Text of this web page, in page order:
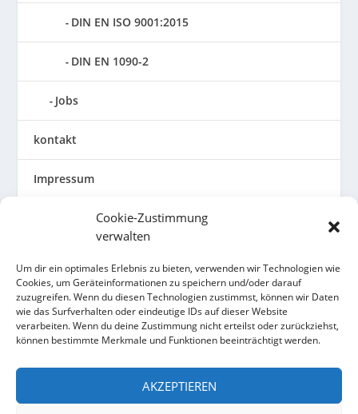
Cookie-Zustimmung
verwalten
Um dir ein optimales Erlebnis zu bieten, verwenden wir Technologien wie
Cookies, um Geräteinformationen zu speichern und/oder darauf
zuzugreifen. Wenn du diesen Technologien zustimmst, können wir Daten
wie das Surfverhalten oder eindeutige IDs auf dieser Website
verarbeiten. Wenn du deine Zustimmung nicht erteilst oder zurückziehst,
können bestimmte Merkmale und Funktionen beeinträchtigt werden.
AKZEPTIEREN
DIN EN ISO 9001:2015
DIN EN 1090-2
Jobs
kontakt
Impressum
Allgemeine Geschäftsbedingungen
Cookie-Richtlinie (EU)